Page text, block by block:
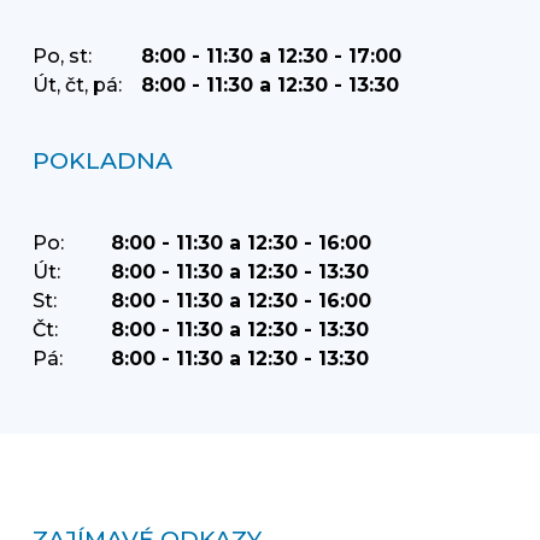
Po, st:
8:00 - 11:30 a 12:30 - 17:00
Út, čt, pá:
8:00 - 11:30 a 12:30 - 13:30
POKLADNA
Po:
8:00 - 11:30 a 12:30 - 16:00
Út:
8:00 - 11:30 a 12:30 - 13:30
St:
8:00 - 11:30 a 12:30 - 16:00
Čt:
8:00 - 11:30 a 12:30 - 13:30
Pá:
8:00 - 11:30 a 12:30 - 13:30